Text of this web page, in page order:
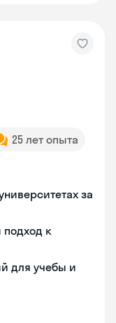
25 лет опыта
за
подход к
для учебы и